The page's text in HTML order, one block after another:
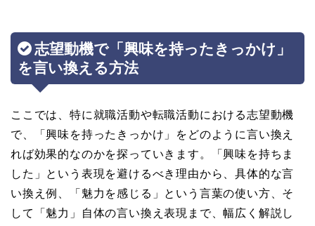
志望動機で「興味を持ったきっかけ」
を言い換える方法
ここでは、特に就職活動や転職活動における志望動機
で、「興味を持ったきっかけ」をどのように言い換え
れば効果的なのかを探っていきます。「興味を持ちま
した」という表現を避けるべき理由から、具体的な言
い換え例、「魅力を感じる」という言葉の使い方、そ
して「魅力」自体の言い換え表現まで、幅広く解説し